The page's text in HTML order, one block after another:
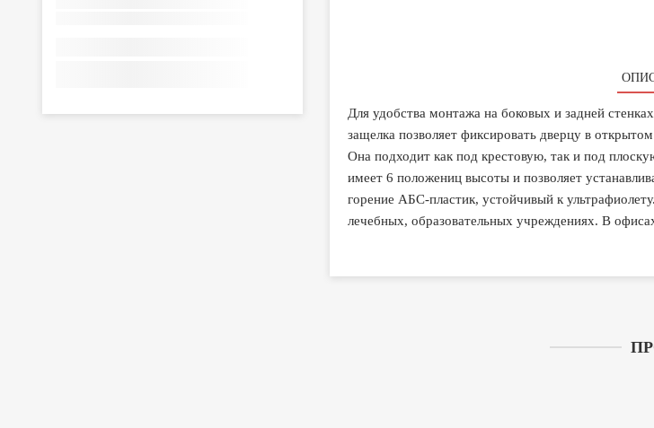
Для удобства монтажа на боковых и задней
защелка позволяет фиксировать дверцу в
Она подходит как под крестовую, так и под
имеет 6 положениц высоты и позволяет
горение АБС-пластик, устойчивый к
лечебных, образовательных учреждениях. В